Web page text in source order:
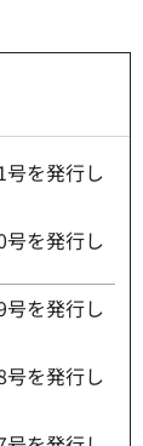
を発行し
を発行し
を発行し
を発行し